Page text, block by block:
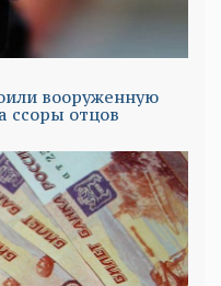
вооруженную
ссоры отцов